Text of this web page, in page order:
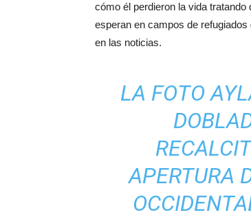
cómo él perdieron la vida
esperan en campos de
en las noticias.
LA FOTO
APERTURA